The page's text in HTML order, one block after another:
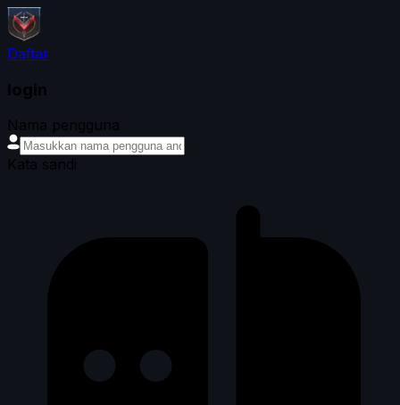
Daftar
login
Nama pengguna
Kata sandi